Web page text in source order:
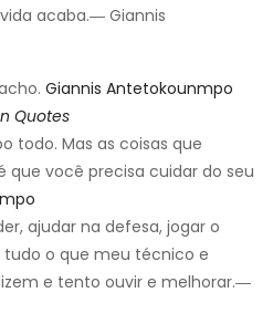
acaba.― Giannis
Giannis Antetokounmpo
Quotes
todo. Mas as coisas que
que você precisa cuidar do seu
ajudar na defesa, jogar o
o que meu técnico e
e tento ouvir e melhorar.―